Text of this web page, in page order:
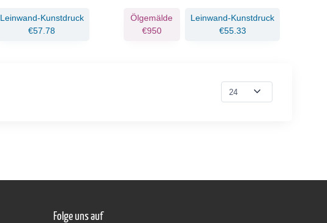
Leinwand-Kunstdruck
€57.78
Ölgemälde
€950
Leinwand-Kunstdruck
€55.33
Folge uns auf